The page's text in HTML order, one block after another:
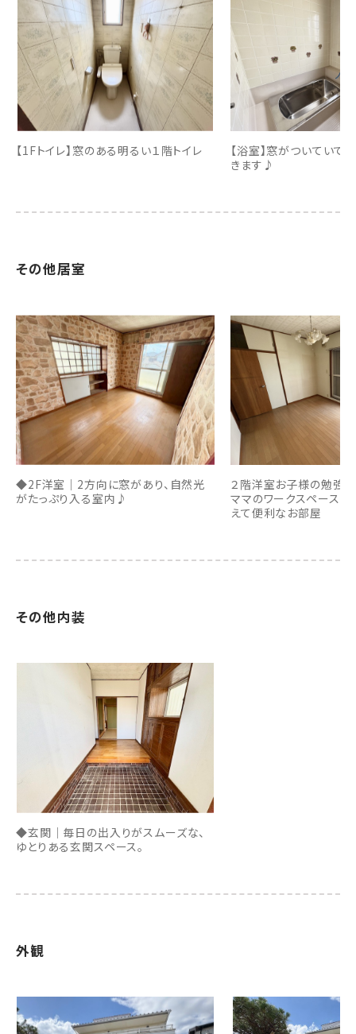
【1Fトイレ】窓のある明るい１階トイレ
【浴室】窓がついていて
きます♪
その他居室
◆2F洋室｜2方向に窓があり、自然光
がたっぷり入る室内♪
２階洋室お子様の勉強
ママのワークスペースな
えて便利なお部屋
その他内装
◆玄関｜毎日の出入りがスムーズな、
ゆとりある玄関スペース。
外観